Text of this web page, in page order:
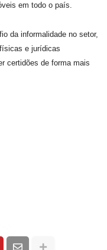
em todo o país.
da informalidade no setor,
e jurídicas
certidões de forma mais